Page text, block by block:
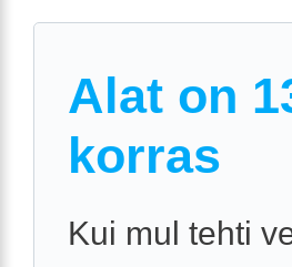
Alat on
korras
Kui mul tehti